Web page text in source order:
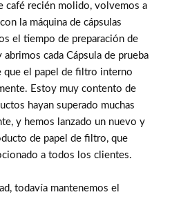
café recién molido, volvemos a
la máquina de cápsulas
el tiempo de preparación de
abrimos cada Cápsula de prueba
que el papel de filtro interno
Estoy muy contento de
hayan superado muchas
y hemos lanzado un nuevo y
de papel de filtro, que
a todos los clientes.
todavía mantenemos el